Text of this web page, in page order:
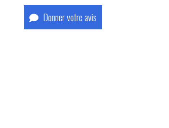
Donner votre avis